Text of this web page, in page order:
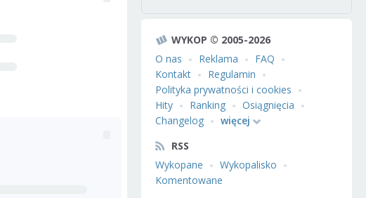
WYKOP © 2005-2026
O nas
Reklama
FAQ
Kontakt
Regulamin
Polityka prywatności i cookies
Hity
Ranking
Osiągnięcia
Changelog
więcej
RSS
Wykopane
Wykopalisko
Komentowane